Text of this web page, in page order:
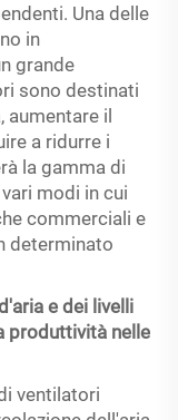
Una delle
in
grande
sono destinati
aumentare il
a ridurre i
la gamma di
modi in cui
commerciali e
determinato
e dei livelli
produttività nelle
ventilatori